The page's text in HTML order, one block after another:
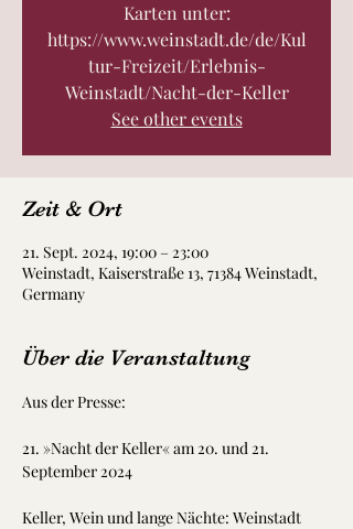
Karten unter:
https://www.weinstadt.de/de/Kul
tur-Freizeit/Erlebnis-
Weinstadt/Nacht-der-Keller
See other events
Zeit & Ort
21. Sept. 2024, 19:00 – 23:00
Weinstadt, Kaiserstraße 13, 71384 Weinstadt,
Germany
Über die Veranstaltung
Aus der Presse:
21. »Nacht der Keller« am 20. und 21.
Keller, Wein und lange Nächte: Weinstadt